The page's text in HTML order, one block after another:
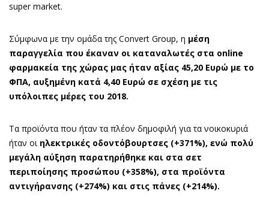
super market.
Σύμφωνα με την ομάδα της Convert Group, η μέση
παραγγελία που έκαναν οι καταναλωτές στα online
φαρμακεία της χώρας μας ήταν αξίας 45,20 Ευρώ με το
ΦΠΑ, αυξημένη κατά 4,40 Ευρώ σε σχέση με τις
υπόλοιπες μέρες του 2018.
Τα προϊόντα που ήταν τα πλέον δημοφιλή για τα νοικοκυριά
ήταν οι ηλεκτρικές οδοντόβουρτσες (+371%), ενώ πολύ
μεγάλη αύξηση παρατηρήθηκε και στα σετ
περιποίησης προσώπου (+358%), στα προϊόντα
αντιγήρανσης (+274%) και στις πάνες (+214%).